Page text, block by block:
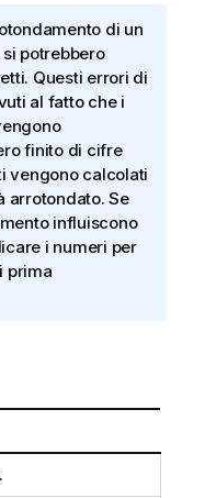
di un
potrebbero
Questi errori di
al fatto che i
finito di cifre
vengono calcolati
arrotondato. Se
influiscono
i numeri per
prima